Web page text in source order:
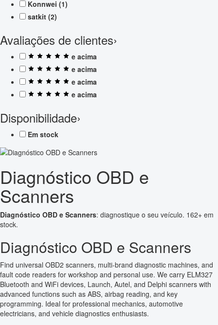
Konnwei (1)
satkit (2)
Avaliações de clientes›
e acima
e acima
e acima
e acima
Disponibilidade›
Em stock
Diagnóstico OBD e
Scanners
Diagnóstico OBD e Scanners: diagnostique o seu veículo. 162+ em
stock.
Diagnóstico OBD e Scanners
Find universal OBD2 scanners, multi-brand diagnostic machines, and
fault code readers for workshop and personal use. We carry ELM327
Bluetooth and WiFi devices, Launch, Autel, and Delphi scanners with
advanced functions such as ABS, airbag reading, and key
programming. Ideal for professional mechanics, automotive
electricians, and vehicle diagnostics enthusiasts.